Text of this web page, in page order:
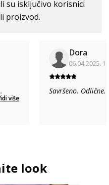
su isključivo korisnici
proizvod.
više
Dora
06.04.2025.
Savršeno. Odlične.
look